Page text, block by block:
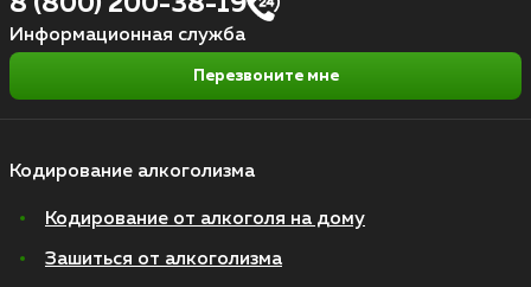
Кодирование алкоголизма
Кодирование от алкоголя на дому
Зашиться от алкоголизма
Информационная служба
Перезвоните мне